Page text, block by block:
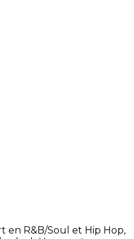
en R&B/Soul et Hip Hop,